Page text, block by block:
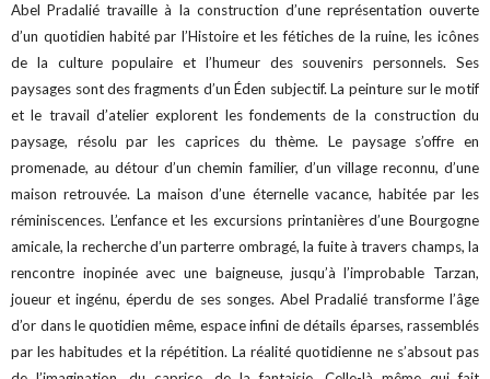
Abel Pradalié travaille à la construction d’une représentation ouverte
d’un quotidien habité par l’Histoire et les fétiches de la ruine, les icônes
de la culture populaire et l’humeur des souvenirs personnels. Ses
paysages sont des fragments d’un Éden subjectif. La peinture sur le motif
et le travail d’atelier explorent les fondements de la construction du
paysage, résolu par les caprices du thème. Le paysage s’offre en
promenade, au détour d’un chemin familier, d’un village reconnu, d’une
maison retrouvée. La maison d’une éternelle vacance, habitée par les
réminiscences. L’enfance et les excursions printanières d’une Bourgogne
amicale, la recherche d’un parterre ombragé, la fuite à travers champs, la
rencontre inopinée avec une baigneuse, jusqu’à l’improbable Tarzan,
joueur et ingénu, éperdu de ses songes. Abel Pradalié transforme l’âge
d’or dans le quotidien même, espace infini de détails éparses, rassemblés
par les habitudes et la répétition. La réalité quotidienne ne s’absout pas